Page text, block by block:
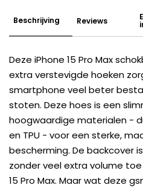
Beschrijving Reviews
Deze iPhone 15 Pro Max
extra verstevigde hoeken
smartphone veel beter
stoten. Deze hoes is een
hoogwaardige materialen -
en TPU - voor een sterke,
bescherming. De backcover
zonder veel extra volume
15 Pro Max. Maar wat deze